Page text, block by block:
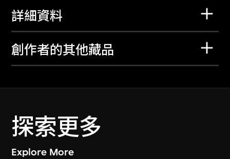
詳細資料
創作者的其他藏品
探索更多
Explore More